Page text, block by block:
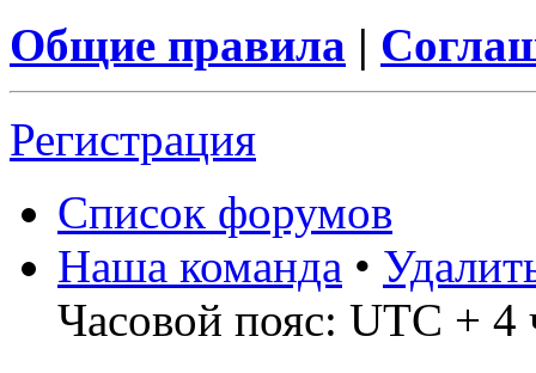
Общие правила |
Регистрация
Список форумов
Наша команда •
Часовой пояс: UTC + 4